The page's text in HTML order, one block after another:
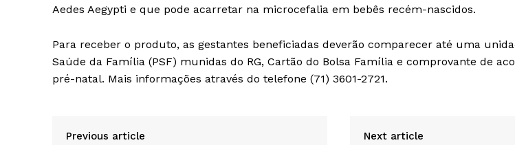
Aedes Aegypti e que pode acarretar na microcefalia em bebês recém-nascidos.
Para receber o produto, as gestantes beneficiadas deverão comparecer até uma
Saúde da Família (PSF) munidas do RG, Cartão do Bolsa Família e comprovante de
pré-natal. Mais informações através do telefone (71) 3601-2721.
Previous article Next article